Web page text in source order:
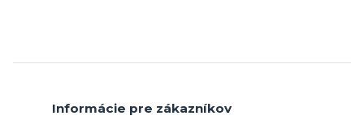
Informácie pre zákazníkov